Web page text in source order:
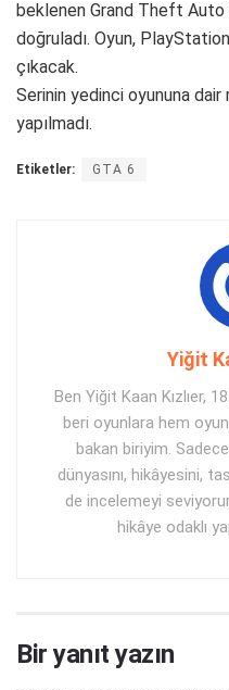
beklenen Grand Theft Auto
doğruladı. Oyun,
çıkacak.
Serinin yedinci oyununa dair
yapılmadı.
Etiketler: GTA 6
Yiğit
Ben Yiğit Kaan Kızlıer,
beri oyunlara hem
bakan biriyim.
dünyasını, hikâyesini,
de incelemeyi
hikâye odaklı
Bir yanıt yazın